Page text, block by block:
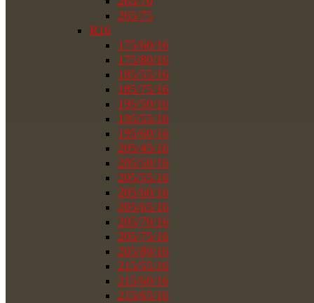
265/75
R16
175/60/16
175/80/16
185/55/16
185/75/16
195/50/16
195/55/16
195/60/16
205/45/16
205/50/16
205/55/16
205/60/16
205/65/16
205/70/16
205/75/16
205/80/16
215/55/16
215/60/16
215/65/16